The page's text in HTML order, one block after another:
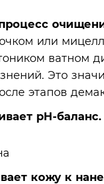
или
ватном
Это
этапов
рН-баланс.
кожу к